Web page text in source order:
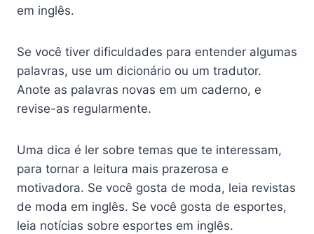
em inglês.
Se você tiver dificuldades para entender algumas
palavras, use um dicionário ou um tradutor.
Anote as palavras novas em um caderno, e
revise-as regularmente.
Uma dica é ler sobre temas que te interessam,
para tornar a leitura mais prazerosa e
motivadora. Se você gosta de moda, leia revistas
de moda em inglês. Se você gosta de esportes,
leia notícias sobre esportes em inglês.